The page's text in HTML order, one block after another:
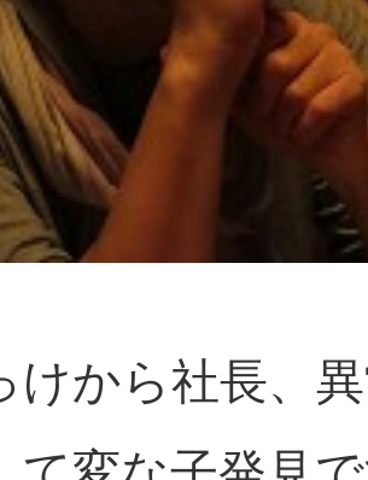
けから社長、